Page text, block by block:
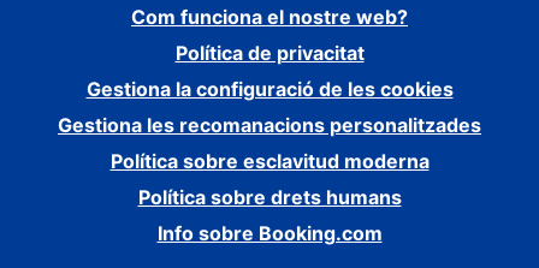
Com funciona el nostre web?
Política de privacitat
Gestiona la configuració de les cookies
Gestiona les recomanacions personalitzades
Política sobre esclavitud moderna
Política sobre drets humans
Info sobre Booking.com